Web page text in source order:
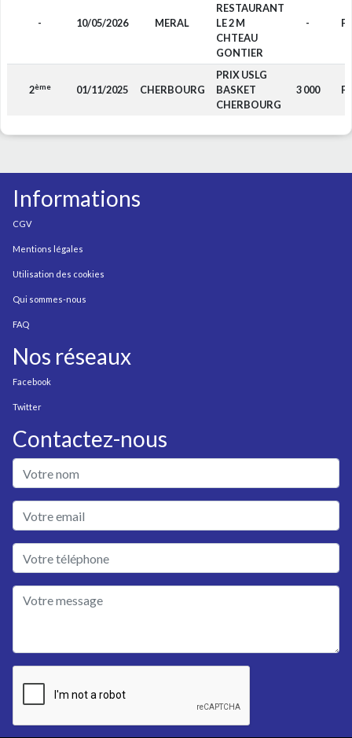
- 10/05/2026 MERAL
RESTAURANT
LE 2 M
CHTEAU
GONTIER
- F4
2ème 01/11/2025 CHERBOURG
PRIX USLG
BASKET
CHERBOURG
3 000 F4
Informations
CGV
Mentions légales
Utilisation des cookies
Qui sommes-nous
FAQ
Nos réseaux
Facebook
Twitter
Contactez-nous